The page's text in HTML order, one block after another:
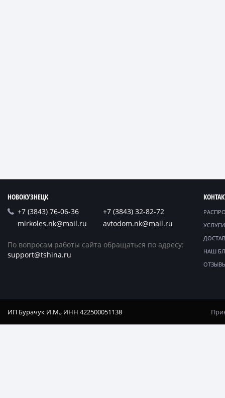
НОВОКУЗНЕЦК
+7 (3843) 76-06-36
+7 (3843) 32-82-72
mirkoles.nk@mail.ru
avtodom.nk@mail.ru
По вопросам работы сайта обращаться по адресу:
support@tshina.ru
НАШ
ИП Бурачук И.М., ИНН 422500051138